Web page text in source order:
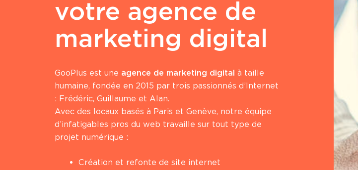
votre agence de
marketing digital
GooPlus est une agence de marketing digital à taille
humaine, fondée en 2015 par trois passionnés d’Internet
: Frédéric, Guillaume et Alan.
Avec des locaux basés à Paris et Genève, notre équipe
d’infatigables pros du web travaille sur tout type de
projet numérique :
Création et refonte de site internet